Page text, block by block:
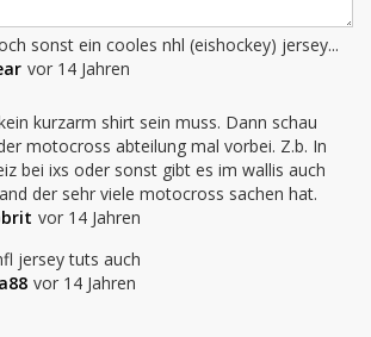
sonst ein cooles nhl (eishockey) jersey...
vor 14 Jahren
kurzarm shirt sein muss. Dann schau
motocross abteilung mal vorbei. Z.b. In
bei ixs oder sonst gibt es im wallis auch
der sehr viele motocross sachen hat.
vor 14 Jahren
jersey tuts auch
vor 14 Jahren